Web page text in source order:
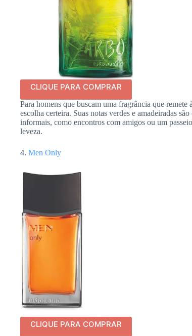
CLIQUE PARA COMPRAR
Para homens que buscam uma fragrância que remete
escolha certeira. Suas notas verdes e amadeiradas
informais, como encontros com amigos ou um
leveza.
4. Men Only
CLIQUE PARA COMPRAR